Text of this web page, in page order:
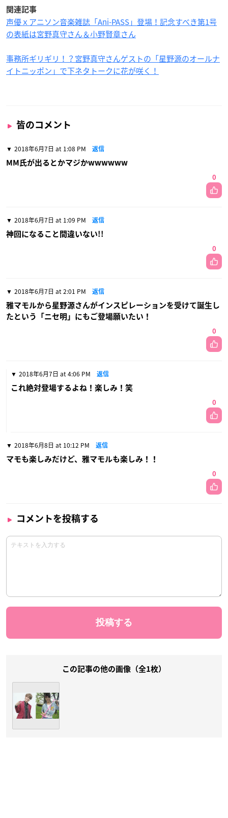
関連記事
声優ｘアニソン音楽雑誌「Ani-PASS」登場！記念すべき第1号
の表紙は宮野真守さん＆小野賢章さん
事務所ギリギリ！？宮野真守さんゲストの「星野源のオールナ
イトニッポン」で下ネタトークに花が咲く！
皆のコメント
2018年6月7日 at 1:08 PM 返信
MM氏が出るとかマジかwwwwww
0
2018年6月7日 at 1:09 PM 返信
神回になること間違いない!!
0
2018年6月7日 at 2:01 PM 返信
雅マモルから星野源さんがインスピレーションを受けて誕生し
たという「ニセ明」にもご登場願いたい！
0
2018年6月7日 at 4:06 PM 返信
これ絶対登場するよね！楽しみ！笑
0
2018年6月8日 at 10:12 PM 返信
マモも楽しみだけど、雅マモルも楽しみ！！
0
コメントを投稿する
この記事の他の画像（全1枚）